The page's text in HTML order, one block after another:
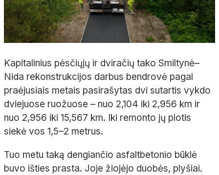
Kapitalinius pėsčiųjų ir dviračių tako Smiltynė–
Nida rekonstrukcijos darbus bendrovė pagal
praėjusiais metais pasirašytas dvi sutartis vykdo
dviejuose ruožuose – nuo 2,104 iki 2,956 km ir
nuo 2,956 iki 15,567 km. Iki remonto jų plotis
siekė vos 1,5–2 metrus.
Tuo metu taką dengiančio asfaltbetonio būklė
buvo išties prasta. Joje žiojėjo duobės, plyšiai.